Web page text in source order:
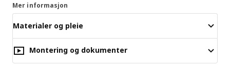
Mer informasjon
Materialer og pleie
Montering og dokumenter